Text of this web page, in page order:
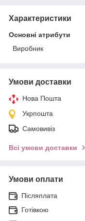
Характеристики
Основні атрибути
Виробник
Умови доставки
Нова Пошта
Укрпошта
Самовивіз
Всі умови доставки
Умови оплати
Післяплата
Готівкою